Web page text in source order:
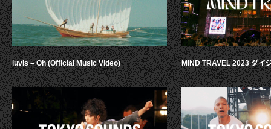
luvis – Oh (Official Music Video) MIND TRAVEL 2023 ダイ